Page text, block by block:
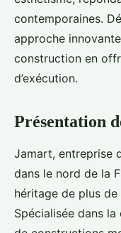
contemporaines.
approche
construction en
d’exécution.
Présentation
Jamart, entreprise
dans le nord de la
héritage de plus de
Spécialisée dans